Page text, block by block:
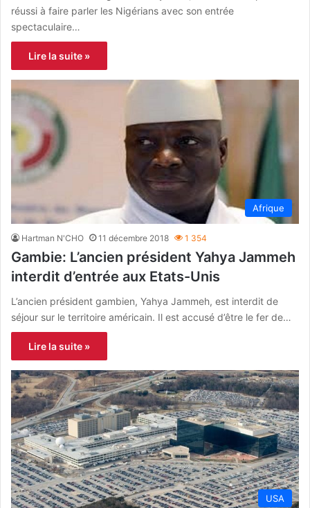
réussi à faire parler les Nigérians avec son entrée
spectaculaire…
Lire la suite »
Afrique
Hartman N'CHO 11 décembre 2018 1 354
Gambie: L’ancien président Yahya Jammeh
interdit d’entrée aux Etats-Unis
L’ancien président gambien, Yahya Jammeh, est interdit de
séjour sur le territoire américain. Il est accusé d’être le fer de…
Lire la suite »
USA